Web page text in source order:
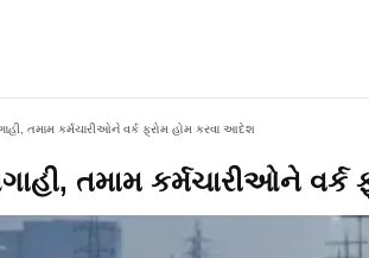
તમામ કર્મચારીઓને વર્ક ફ્રોમ હોમ કરવા આદેશ
તમામ કર્મચારીઓને